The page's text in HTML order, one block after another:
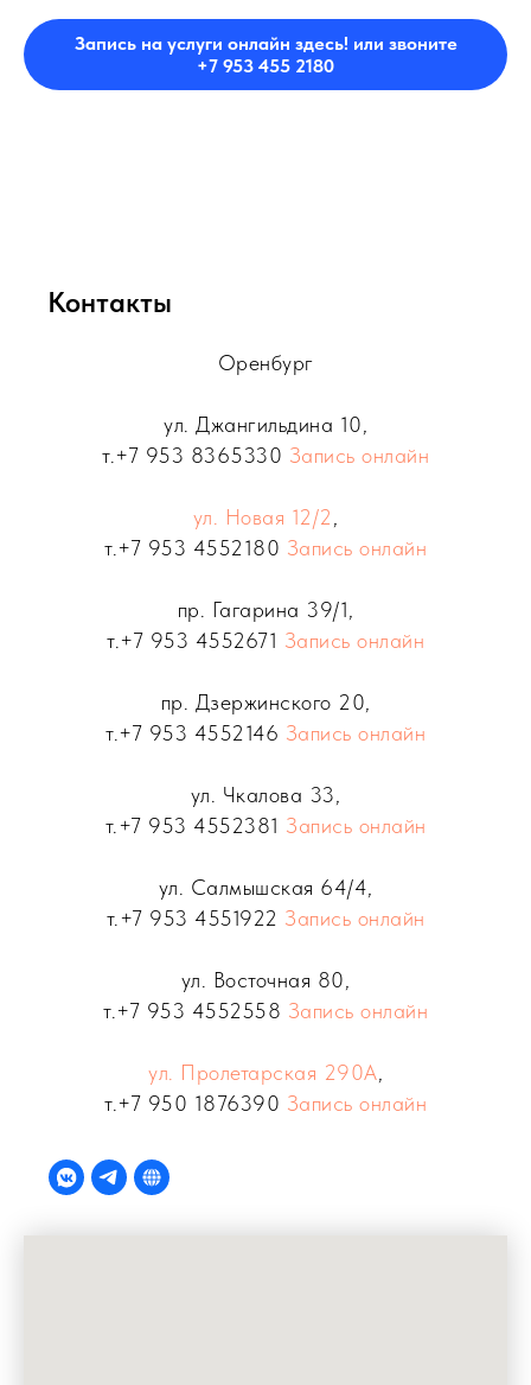
Запись на услуги онлайн здесь! или звоните
+7 953 455 2180
Контакты
Оренбург
ул. Джангильдина 10,
т.+7 953 8365330 Запись онлайн
ул. Новая 12/2,
т.+7 953 4552180 Запись онлайн
пр. Гагарина 39/1,
т.+7 953 4552671 Запись онлайн
пр. Дзержинского 20,
т.+7 953 4552146 Запись онлайн
ул. Чкалова 33,
т.+7 953 4552381 Запись онлайн
ул. Салмышская 64/4,
т.+7 953 4551922 Запись онлайн
ул. Восточная 80,
т.+7 953 4552558 Запись онлайн
ул. Пролетарская 290А,
т.+7 950 1876390 Запись онлайн